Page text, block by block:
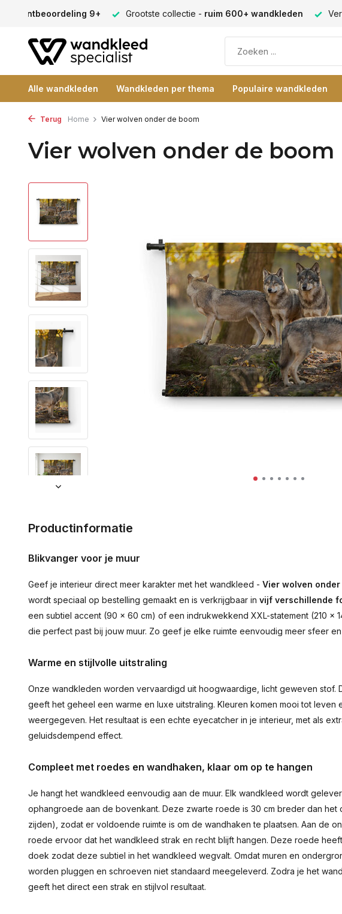
klantbeoordeling 9+ Grootste collectie - ruim 600+ wandkleden
Alle wandkleden Wandkleden per thema Populaire wandkleden
Terug Home Vier wolven onder de boom
Vier wolven onder de boom
Productinformatie
Blikvanger voor je muur
Geef je interieur direct meer karakter met het wandkleed - Vier wolven onder
wordt speciaal op bestelling gemaakt en is verkrijgbaar in vijf verschillende
een subtiel accent (90 × 60 cm) of een indrukwekkend XXL-statement (210 ×
die perfect past bij jouw muur. Zo geef je elke ruimte eenvoudig meer sfeer
Warme en stijlvolle uitstraling
Onze wandkleden worden vervaardigd uit hoogwaardige, licht geweven stof.
geeft het geheel een warme en luxe uitstraling. Kleuren komen mooi tot leven
weergegeven. Het resultaat is een echte eyecatcher in je interieur, met als
geluidsdempend effect.
Compleet met roedes en wandhaken, klaar om op te hangen
Je hangt het wandkleed eenvoudig aan de muur. Elk wandkleed wordt
ophangroede aan de bovenkant. Deze zwarte roede is 30 cm breder dan het
zijden), zodat er voldoende ruimte is om de wandhaken te plaatsen. Aan de
roede ervoor dat het wandkleed strak en recht blijft hangen. Deze roede
doek zodat deze subtiel in het wandkleed wegvalt. Omdat muren en
worden pluggen en schroeven niet standaard meegeleverd. Zodra je het
geeft het direct een strak en stijlvol resultaat.